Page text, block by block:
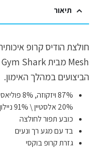
תיאור
הביצועים במהלך האימון.
20% אלסטיין \ 91% ניילון, 9% אלסטיין
כובע תפור לחולצה
בד עם מגע רך ונעים
גזרת קרופ בוקסי